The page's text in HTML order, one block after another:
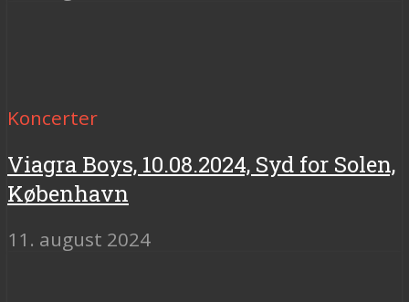
Koncerter
Viagra Boys, 10.08.2024, Syd for Solen,
København
11. august 2024